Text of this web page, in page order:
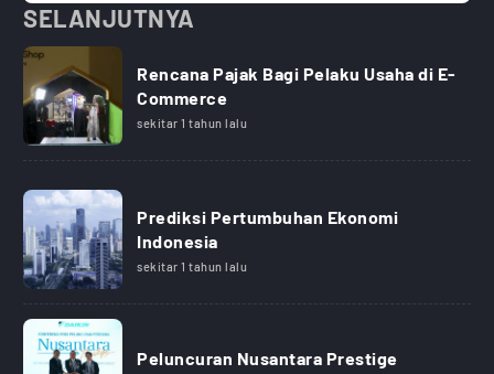
SELANJUTNYA
Rencana Pajak Bagi Pelaku Usaha di E-
Commerce
sekitar 1 tahun lalu
Prediksi Pertumbuhan Ekonomi
Indonesia
sekitar 1 tahun lalu
Peluncuran Nusantara Prestige